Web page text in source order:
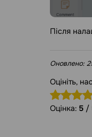
Після
Оновлено:
Оцініть,
Оцінка: 5 /